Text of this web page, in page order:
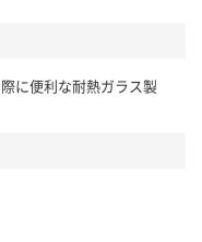
に便利な耐熱ガラス製